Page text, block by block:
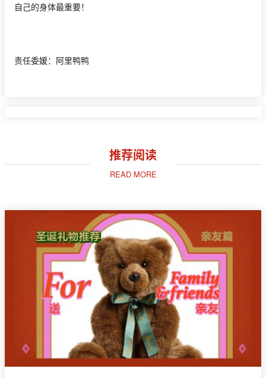
自己的身体最重要！
责任委媛：阿里鸭鸭
推荐阅读
READ MORE